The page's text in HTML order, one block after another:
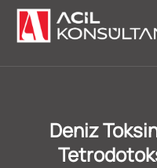
Deniz